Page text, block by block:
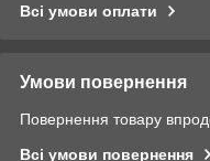
Всі умови оплати
Умови повернення
Повернення товару
Всі умови повернення